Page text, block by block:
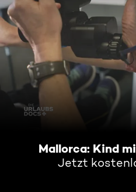
Mallorca: Kind
Jetzt